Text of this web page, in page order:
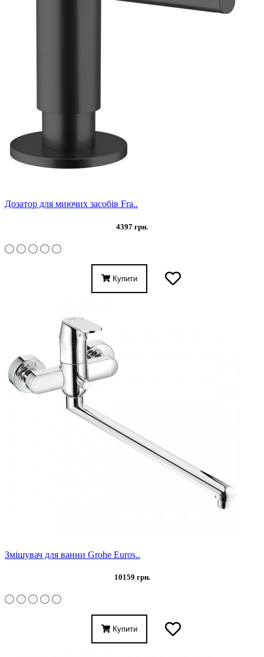
Дозатор для миючих засобів Fra..
4397 грн.
Купити
Змішувач для ванни Grohe Euros..
10159 грн.
Купити